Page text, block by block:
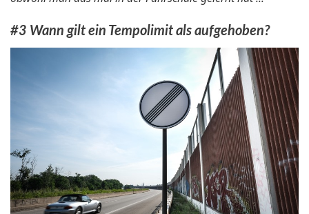
#3 Wann gilt ein Tempolimit als aufgehoben?